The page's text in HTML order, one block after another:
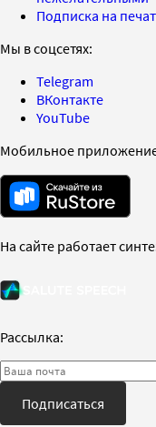
Подписка на
Мы в соцсетях:
Telegram
ВКонтакте
YouTube
Мобильное
На сайте работает
Рассылка:
Подписаться